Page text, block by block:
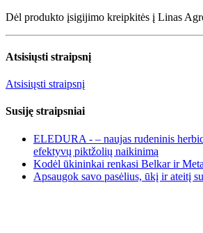
Dėl produkto įsigijimo kreipkitės į Linas
Atsisiųsti straipsnį
Atsisiųsti straipsnį
Susiję straipsniai
ELEDURA - – naujas rudeninis
efektyvų piktžolių naikinimą
Kodėl ūkininkai renkasi Belkar ir
Apsaugok savo pasėlius, ūkį ir ateitį